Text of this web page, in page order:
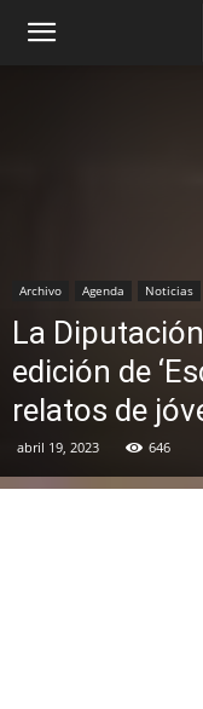
Archivo Agenda Noticias
La
edición de
relatos de
abril 19, 2023 646